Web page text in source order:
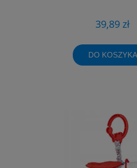
39,89 zł
DO KOSZYKA